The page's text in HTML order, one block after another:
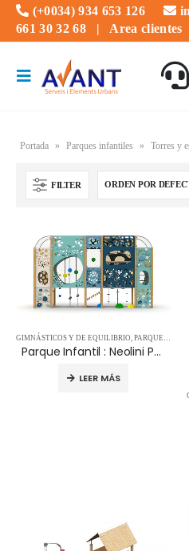
(+0034) 934 653 126
661 30 32 68 | Area clientes
Portada » Parques infantiles » Torres y
FILTER
GIMNÁSTICOS Y DE EQUILIBRIO PARQUES INFANTILES
Parque Infantil : Neolini Parque Exterior e Interior
LEER MÁS